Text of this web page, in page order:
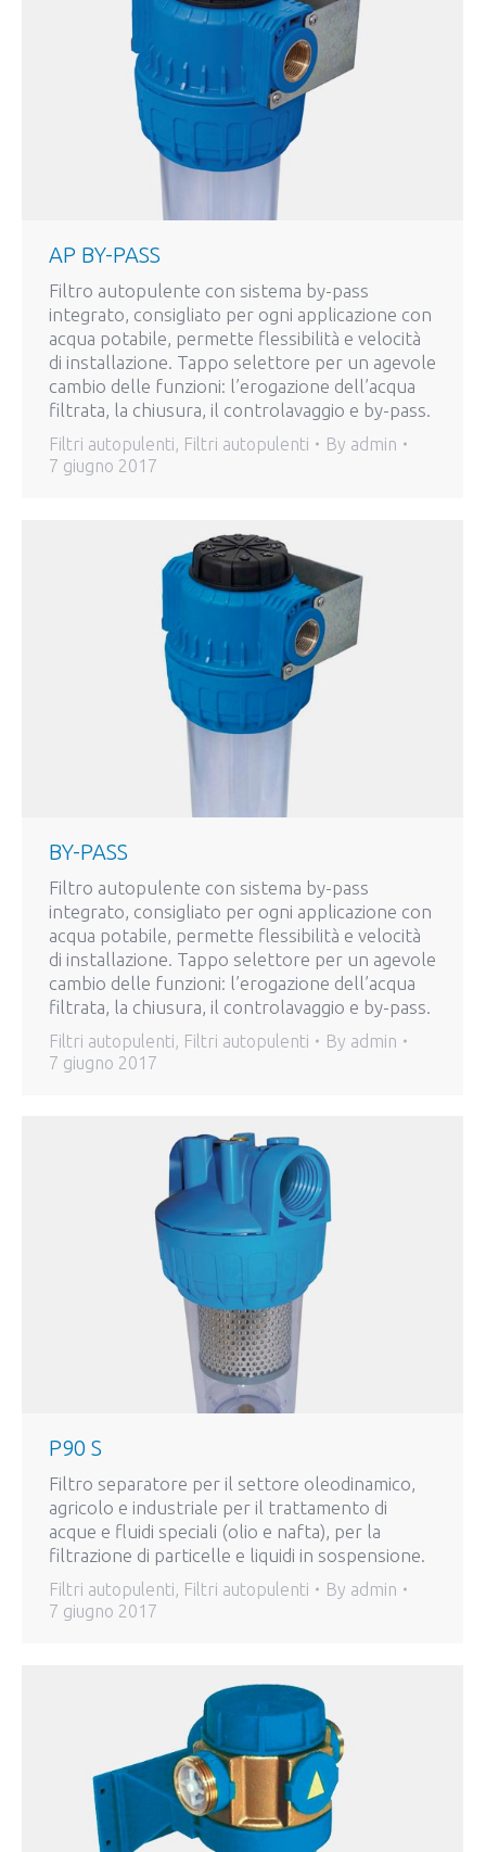
AP BY-PASS
Filtro autopulente con sistema by-pass
integrato, consigliato per ogni applicazione con
acqua potabile, permette flessibilità e velocità
di installazione. Tappo selettore per un agevole
cambio delle funzioni: l’erogazione dell’acqua
filtrata, la chiusura, il controlavaggio e by-pass.
Filtri autopulenti, Filtri autopulenti By admin
7 giugno 2017
BY-PASS
Filtro autopulente con sistema by-pass
integrato, consigliato per ogni applicazione con
acqua potabile, permette flessibilità e velocità
di installazione. Tappo selettore per un agevole
cambio delle funzioni: l’erogazione dell’acqua
filtrata, la chiusura, il controlavaggio e by-pass.
Filtri autopulenti, Filtri autopulenti By admin
7 giugno 2017
P90 S
Filtro separatore per il settore oleodinamico,
agricolo e industriale per il trattamento di
acque e fluidi speciali (olio e nafta), per la
filtrazione di particelle e liquidi in sospensione.
Filtri autopulenti, Filtri autopulenti By admin
7 giugno 2017